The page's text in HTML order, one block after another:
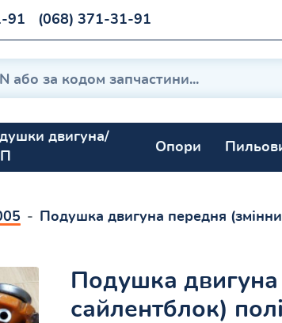
91 (068) 371-31-91
двигуна/
Опори
Подушка двигуна передня
Подушка двигуна
сайлентблок)